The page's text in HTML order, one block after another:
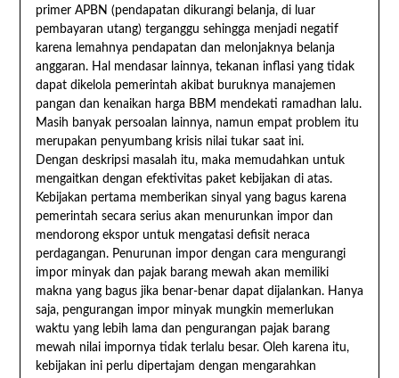
primer APBN (pendapatan dikurangi belanja, di luar
pembayaran utang) terganggu sehingga menjadi negatif
karena lemahnya pendapatan dan melonjaknya belanja
anggaran. Hal mendasar lainnya, tekanan inflasi yang tidak
dapat dikelola pemerintah akibat buruknya manajemen
pangan dan kenaikan harga BBM mendekati ramadhan lalu.
Masih banyak persoalan lainnya, namun empat problem itu
merupakan penyumbang krisis nilai tukar saat ini.
Dengan deskripsi masalah itu, maka memudahkan untuk
mengaitkan dengan efektivitas paket kebijakan di atas.
Kebijakan pertama memberikan sinyal yang bagus karena
pemerintah secara serius akan menurunkan impor dan
mendorong ekspor untuk mengatasi defisit neraca
perdagangan. Penurunan impor dengan cara mengurangi
impor minyak dan pajak barang mewah akan memiliki
makna yang bagus jika benar-benar dapat dijalankan. Hanya
saja, pengurangan impor minyak mungkin memerlukan
waktu yang lebih lama dan pengurangan pajak barang
mewah nilai impornya tidak terlalu besar. Oleh karena itu,
kebijakan ini perlu dipertajam dengan mengarahkan